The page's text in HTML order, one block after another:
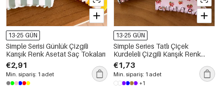
13-25 GÜN
Simple Serisi Günlük Çizgili
Karışık Renk Asetat Saç Tokaları
€2,91
Min. sipariş: 1 adet
13-25 GÜN
Simple Series Tatlı Çiçek
Kurdeleli Çizgili Karışık Renk
Çilek Akrilik Saç Tokaları
€1,73
Min. sipariş: 1 adet
+1